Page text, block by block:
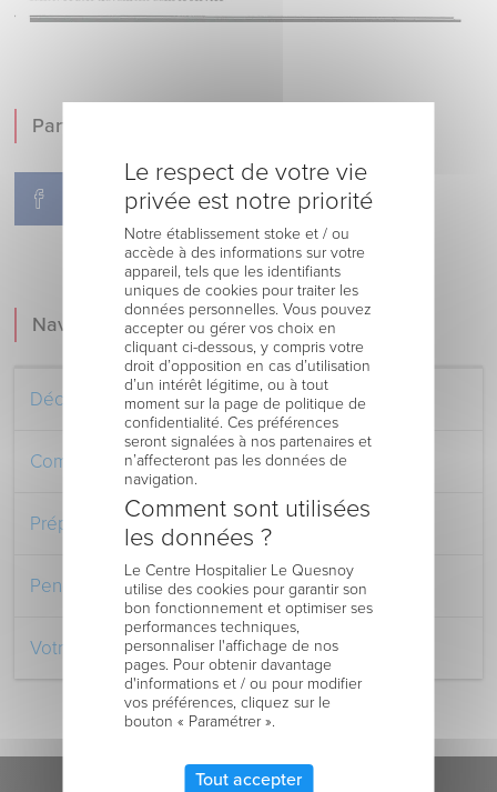
Partager !
Navigation
Découvrez le Centre Hospitalier
Comment venir au Centre Hospitalier
Préparer votre séjour à l’Hôpital
Pendant votre séjour à l’Hôpital
Votre retour au domicile
Le respect de votre vie
privée est notre priorité
Notre établissement stoke et / ou
accède à des informations sur votre
appareil, tels que les identifiants
uniques de cookies pour traiter les
données personnelles. Vous pouvez
accepter ou gérer vos choix en
cliquant ci-dessous, y compris votre
droit d’opposition en cas d’utilisation
d’un intérêt légitime, ou à tout
moment sur la page de politique de
confidentialité. Ces préférences
seront signalées à nos partenaires et
n’affecteront pas les données de
navigation.
Comment sont utilisées
les données ?
Le Centre Hospitalier Le Quesnoy
utilise des cookies pour garantir son
bon fonctionnement et optimiser ses
performances techniques,
personnaliser l'affichage de nos
pages. Pour obtenir davantage
d'informations et / ou pour modifier
vos préférences, cliquez sur le
bouton « Paramétrer ».
Tout accepter